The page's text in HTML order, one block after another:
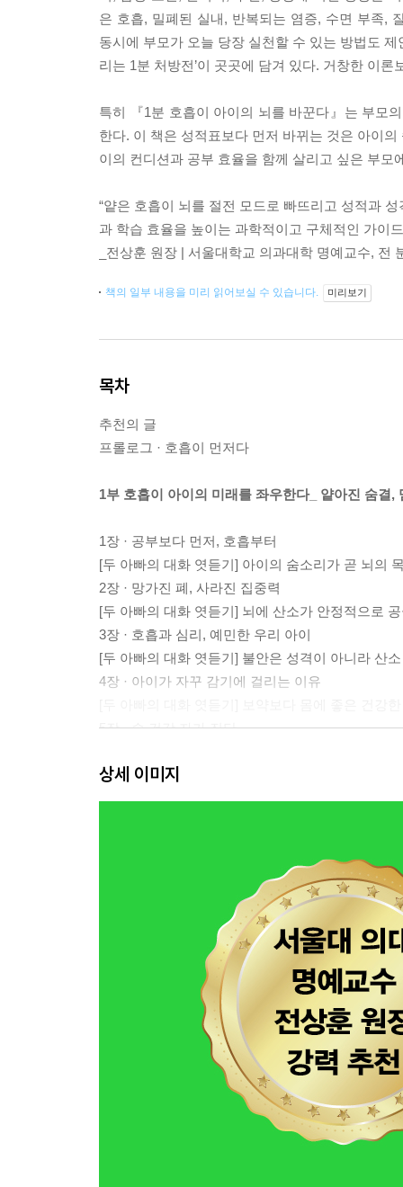
은 호흡, 밀폐된 실내, 반복되는 염증, 수면 부족,
동시에 부모가 오늘 당장 실천할 수 있는 방법도
리는 1분 처방전’이 곳곳에 담겨 있다. 거창한 이
특히 『1분 호흡이 아이의 뇌를 바꾼다』는 부모
한다. 이 책은 성적표보다 먼저 바뀌는 것은 아이
이의 컨디션과 공부 효율을 함께 살리고 싶은 부
“얕은 호흡이 뇌를 절전 모드로 빠뜨리고 성적과
과 학습 효율을 높이는 과학적이고 구체적인 가이
_전상훈 원장 | 서울대학교 의과대학 명예교수, 전
책의 일부 내용을 미리 읽어보실 수 있습니다. 미리보기
목차
추천의 글
프롤로그 · 호흡이 먼저다
1부 호흡이 아이의 미래를 좌우한다_ 얕아진 숨결,
1장 · 공부보다 먼저, 호흡부터
[두 아빠의 대화 엿듣기] 아이의 숨소리가 곧 뇌의
2장 · 망가진 폐, 사라진 집중력
[두 아빠의 대화 엿듣기] 뇌에 산소가 안정적으로
3장 · 호흡과 심리, 예민한 우리 아이
[두 아빠의 대화 엿듣기] 불안은 성격이 아니라 산
4장 · 아이가 자꾸 감기에 걸리는 이유
5장 · 숨 건강 자가 진단
2부 뇌와 심장은 이미 신호를 보내고 있다_ 조용히
[두 아빠의 대화 엿듣기] 사춘기 불화: 왜 이렇게 예
7장 · 산소가 끊기면 뇌는 4분을 버티지 못한다
[두 아빠의 대화 엿듣기] 숨 하나가 뇌를 살린다
8장 · 계단 세 층에 헐떡인다면 호흡이 무너진 것이
[두 아빠의 대화 엿듣기] 호흡이 나빠지면 왜 심박
9장 · 만성 피로, 혹시 산소 부족 때문일까
[두 아빠의 대화 엿듣기] 에너지가 도는 길: 호흡과
3부 망가진 호흡이 초래할 질병_ 몸이 보내는 SOS
10장 · 짧아진 숨은 우리 몸이 보내는 경고다
[두 아빠의 대화 엿듣기] 숨소리가 다르면 병도 다
11장 · 반복되는 기침, 꾀병이 아니라 몸의 신호다
상세 이미지